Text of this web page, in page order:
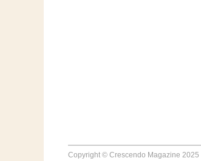
Copyright © Crescendo Magazine 2025